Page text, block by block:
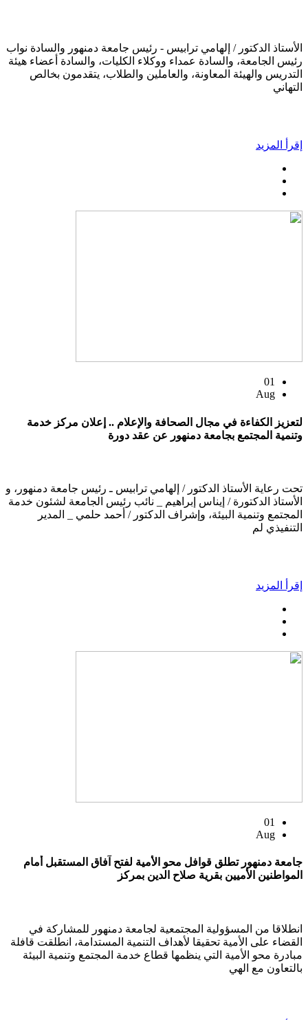
الأستاذ الدكتور / إلهامي ترابيس - رئيس جامعة دمنهور والسادة نواب
رئيس الجامعة، والسادة عمداء ووكلاء الكليات، والسادة أعضاء هيئة
التدريس والهيئة المعاونة، والعاملين والطلاب، يتقدمون بخالص
التهاني
إقرأ المزيد
01
Aug
لتعزيز الكفاءة في مجال الصحافة والإعلام .. إعلان مركز خدمة
وتنمية المجتمع بجامعة دمنهور عن عقد دورة
تحت رعاية الأستاذ الدكتور / إلهامي ترابيس ـ رئيس جامعة دمنهور، و
الأستاذ الدكتورة / إيناس إبراهيم _ نائب رئيس الجامعة لشئون خدمة
المجتمع وتنمية البيئة، وإشراف الدكتور / أحمد حلمي _ المدير
التنفيذي لم
إقرأ المزيد
01
Aug
جامعة دمنهور تطلق قوافل محو الأمية لفتح آفاق المستقبل أمام
المواطنين الأميين بقرية صلاح الدين بمركز
انطلاقا من المسؤولية المجتمعية لجامعة دمنهور للمشاركة في
القضاء على الأمية تحقيقا لأهداف التنمية المستدامة، انطلقت قافلة
مبادرة محو الأمية التي ينظمها قطاع خدمة المجتمع وتنمية البيئة
بالتعاون مع الهي